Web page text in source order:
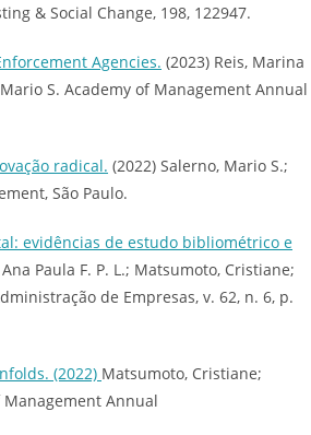
& Social Change, 198, 122947.
Agencies. (2023) Reis, Marina
S. Academy of Management Annual
radical. (2022) Salerno, Mario S.;
São Paulo.
evidências de estudo bibliométrico e
Paula F. P. L.; Matsumoto, Cristiane;
de Empresas, v. 62, n. 6, p.
(2022) Matsumoto, Cristiane;
Management Annual